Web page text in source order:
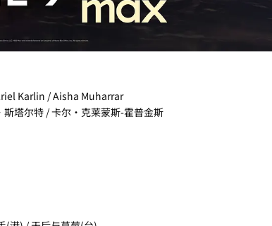
Karlin / Aisha Muharrar
塔尔特 / 卡尔·克莱蒙斯-霍普金斯